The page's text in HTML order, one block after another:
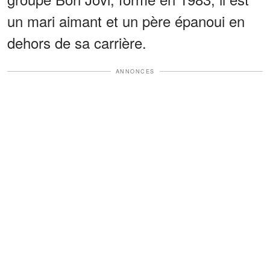
un mari aimant et un père épanoui en
dehors de sa carrière.
ANNONCES